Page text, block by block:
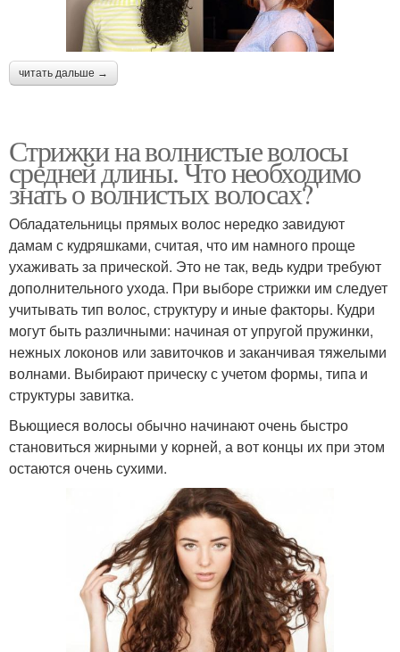
читать дальше →
Стрижки на волнистые волосы
средней длины. Что необходимо
знать о волнистых волосах?
Обладательницы прямых волос нередко завидуют
дамам с кудряшками, считая, что им намного проще
ухаживать за прической. Это не так, ведь кудри требуют
дополнительного ухода. При выборе стрижки им следует
учитывать тип волос, структуру и иные факторы. Кудри
могут быть различными: начиная от упругой пружинки,
нежных локонов или завиточков и заканчивая тяжелыми
волнами. Выбирают прическу с учетом формы, типа и
структуры завитка.
Вьющиеся волосы обычно начинают очень быстро
становиться жирными у корней, а вот концы их при этом
остаются очень сухими.